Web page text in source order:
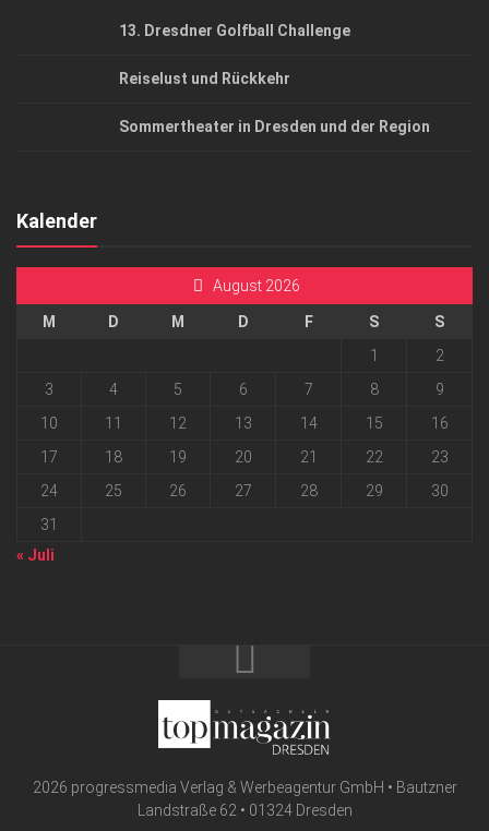
13. Dresdner Golfball Challenge
Reiselust und Rückkehr
Sommertheater in Dresden und der Region
Kalender
August 2026
M D M D F S
S
1
2
3
4 5 6 7 8
9
10
11 12 13 14 15
16
17
18 19 20 21 22
23
24
25 26 27 28 29
30
31
« Juli
2026 progressmedia Verlag & Werbeagentur GmbH • Bautzner
Landstraße 62 • 01324 Dresden